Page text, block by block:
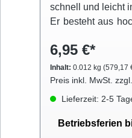
schnell und leicht
Er besteht aus
Reinigung mit
Oberfläche
streichen. Die
sollte mindestens
Verzinnung
6,95 €*
Inhalt: 0.012 kg (579,17
Preis inkl. MwSt. zzgl.
Lieferzeit: 2-5
Betriebsferien